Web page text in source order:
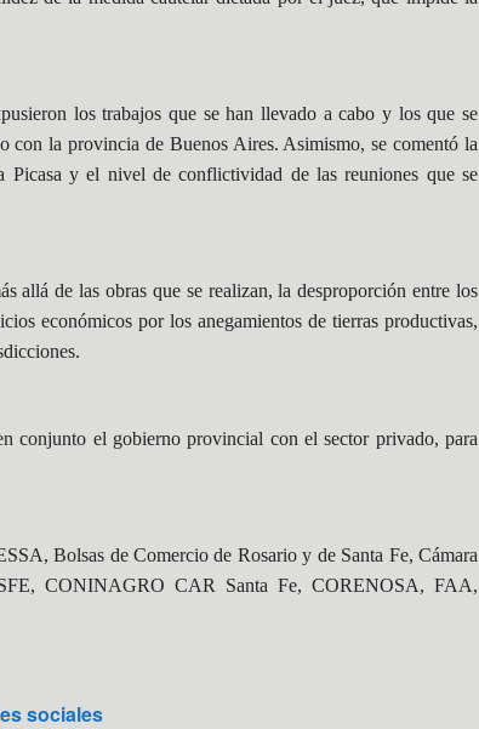
los trabajos que se han llevado a cabo y los que se
con la provincia de Buenos Aires. Asimismo, se comentó la
y el nivel de conflictividad de las reuniones que se
allá de las obras que se realizan, la desproporción entre los
económicos por los anegamientos de tierras productivas,
conjunto el gobierno provincial con el sector privado, para
Bolsas de Comercio de Rosario y de Santa Fe, Cámara
CONINAGRO CAR Santa Fe, CORENOSA, FAA,
sociales